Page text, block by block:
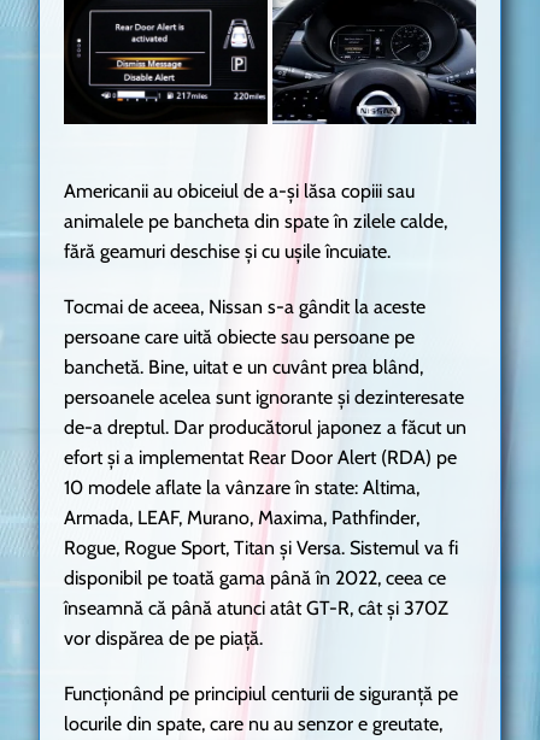
Americanii au obiceiul de a-și lăsa copiii sau
animalele pe bancheta din spate în zilele calde,
fără geamuri deschise și cu ușile încuiate.
Tocmai de aceea, Nissan s-a gândit la aceste
persoane care uită obiecte sau persoane pe
banchetă. Bine, uitat e un cuvânt prea blând,
persoanele acelea sunt ignorante și dezinteresate
de-a dreptul. Dar producătorul japonez a făcut un
efort și a implementat Rear Door Alert (RDA) pe
10 modele aflate la vânzare în state: Altima,
Armada, LEAF, Murano, Maxima, Pathfinder,
Rogue, Rogue Sport, Titan și Versa. Sistemul va fi
disponibil pe toată gama până în 2022, ceea ce
înseamnă că până atunci atât GT-R, cât și 370Z
vor dispărea de pe piață.
Funcționând pe principiul centurii de siguranță pe
locurile din spate, care nu au senzor e greutate,